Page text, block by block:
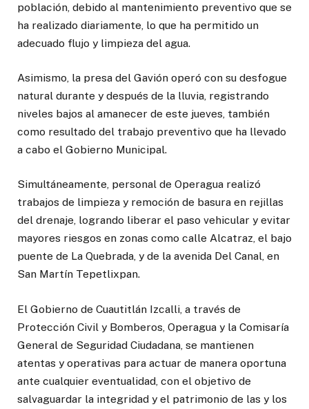
población, debido al mantenimiento preventivo que se
ha realizado diariamente, lo que ha permitido un
adecuado flujo y limpieza del agua.
Asimismo, la presa del Gavión operó con su desfogue
natural durante y después de la lluvia, registrando
niveles bajos al amanecer de este jueves, también
como resultado del trabajo preventivo que ha llevado
a cabo el Gobierno Municipal.
Simultáneamente, personal de Operagua realizó
trabajos de limpieza y remoción de basura en rejillas
del drenaje, logrando liberar el paso vehicular y evitar
mayores riesgos en zonas como calle Alcatraz, el bajo
puente de La Quebrada, y de la avenida Del Canal, en
San Martín Tepetlixpan.
El Gobierno de Cuautitlán Izcalli, a través de
Protección Civil y Bomberos, Operagua y la Comisaría
General de Seguridad Ciudadana, se mantienen
atentas y operativas para actuar de manera oportuna
ante cualquier eventualidad, con el objetivo de
salvaguardar la integridad y el patrimonio de las y los